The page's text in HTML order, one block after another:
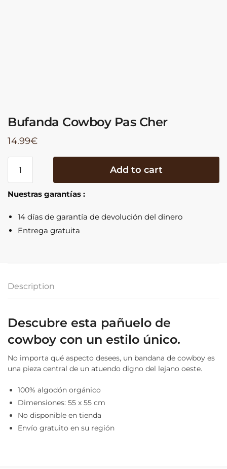
Bufanda Cowboy Pas Cher
14.99€
Cowboy
Cher
Add to cart
Nuestras garantías :
14 días de garantía de devolución del dinero
Entrega gratuita
Description
Descubre esta pañuelo de
cowboy con un estilo único.
No importa qué aspecto desees, un bandana de cowboy es
una pieza central de un atuendo digno del lejano oeste.
100% algodón orgánico
Dimensiones: 55 x 55 cm
No disponible en tienda
Envío gratuito en su región